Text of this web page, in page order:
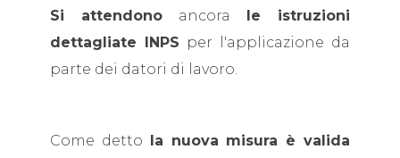
Si attendono ancora le istruzioni
dettagliate INPS per l'applicazione da
parte dei datori di lavoro.
Come detto la nuova misura è valida